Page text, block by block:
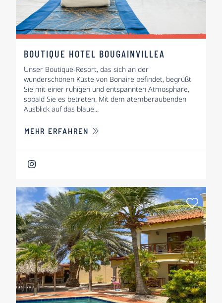
BOUTIQUE HOTEL BOUGAINVILLEA
Unser Boutique-Resort, das sich an der
wunderschönen Küste von Bonaire befindet, begrüßt
Sie mit einer ruhigen und entspannten Atmosphäre,
sobald Sie es betreten. Mit dem atemberaubenden
Ausblick auf das blaue...
MEHR ERFAHREN ÜBER BOUTIQUE HOTEL
Als